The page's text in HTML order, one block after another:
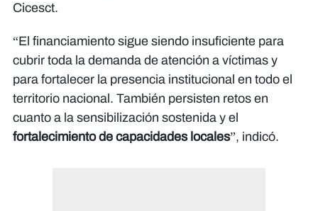
Cicesct.
“El financiamiento sigue siendo insuficiente para
cubrir toda la demanda de atención a víctimas y
para fortalecer la presencia institucional en todo el
territorio nacional. También persisten retos en
cuanto a la sensibilización sostenida y el
fortalecimiento de capacidades locales”, indicó.